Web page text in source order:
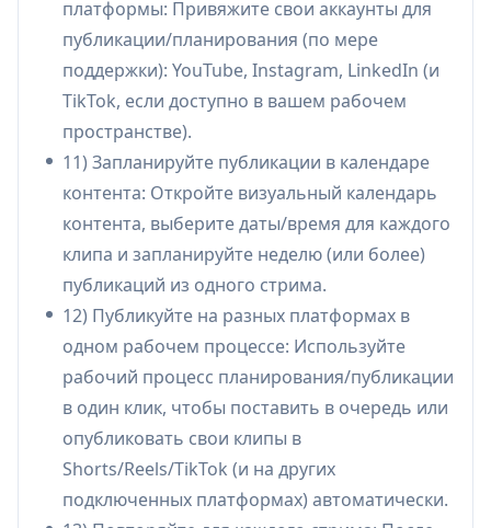
созданными ИИ заголовками/описаниями
для более быстрой дистрибуции.
Образовательный и обучающий контент:
Вырезайте ключевые обучающие моменты,
советы и сегменты вопросов и ответов из
записанных сессий в короткие уроки с
субтитрами для роста в социальных сетях.
Демонстрации продуктов и SaaS-маркетинг:
Преобразуйте вебинары или записи
демонстраций в короткие клипы с
функциями, затем планируйте их
публикацию на разных платформах для
поддержания постоянного потока контента.
Агентства/операции в социальных сетях:
Стандартизируйте повторяющийся рабочий
процесс: загружайте видео клиентов,
автоматически генерируйте клипы +
платформы: Привяжите свои аккаунты для
публикации/планирования (по мере
поддержки): YouTube, Instagram, LinkedIn (и
TikTok, если доступно в вашем рабочем
пространстве).
11) Запланируйте публикации в календаре
контента: Откройте визуальный календарь
контента, выберите даты/время для каждого
клипа и запланируйте неделю (или более)
публикаций из одного стрима.
12) Публикуйте на разных платформах в
одном рабочем процессе: Используйте
рабочий процесс планирования/публикации
в один клик, чтобы поставить в очередь или
опубликовать свои клипы в
Shorts/Reels/TikTok (и на других
подключенных платформах) автоматически.